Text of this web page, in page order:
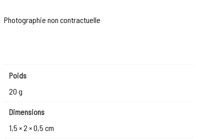
Photographie non contractuelle
Poids
20 g
Dimensions
1,5 × 2 × 0,5 cm